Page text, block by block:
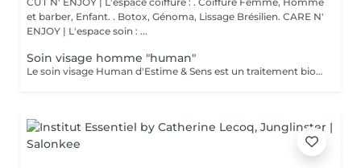
et barber, Enfant. . Botox, Génoma, Lissage Brésilien. CARE N'
ENJOY | L'espace soin : ...
Soin visage homme "human"
Le soin visage Human d'Estime & Sens est un traitement bio global de 1h15 dédié aux hommes. Il débute par un modelage relaxant du dos pour évacuer les tensions. Il se poursuit par un nettoyage profond, un gommage et un massage du visage avec l'huile Human. Ce protocole sur mesure purifie, hydrate intensément et défatigue durablement les traits.